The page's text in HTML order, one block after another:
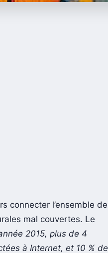
connecter l’ensemble de
mal couvertes. Le
2015, plus de 4
à Internet, et 10 % de